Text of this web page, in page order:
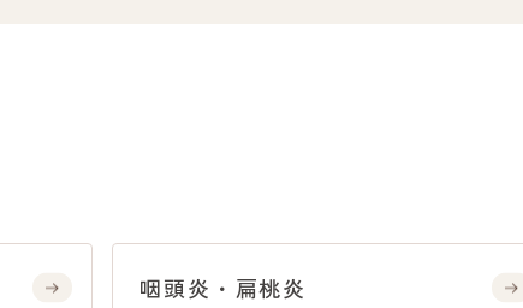
咽頭炎・扁桃炎